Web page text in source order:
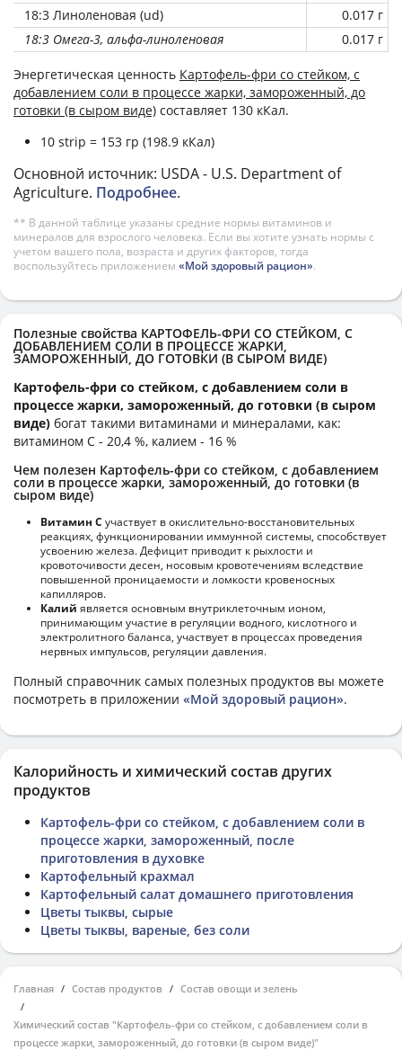
18:3 Линоленовая (ud)
0.017 г
18:3 Омега-3, альфа-линоленовая
0.017 г
Энергетическая ценность Картофель-фри со стейком, с
добавлением соли в процессе жарки, замороженный, до
готовки (в сыром виде) составляет 130 кКал.
10 strip = 153 гр (198.9 кКал)
Основной источник: USDA - U.S. Department of
Agriculture. Подробнее.
** В данной таблице указаны средние нормы витаминов и
минералов для взрослого человека. Если вы хотите узнать нормы с
учетом вашего пола, возраста и других факторов, тогда
воспользуйтесь приложением «Мой здоровый рацион».
Полезные свойства КАРТОФЕЛЬ-ФРИ СО СТЕЙКОМ, С
ДОБАВЛЕНИЕМ СОЛИ В ПРОЦЕССЕ ЖАРКИ,
ЗАМОРОЖЕННЫЙ, ДО ГОТОВКИ (В СЫРОМ ВИДЕ)
Картофель-фри со стейком, с добавлением соли в
процессе жарки, замороженный, до готовки (в сыром
виде) богат такими витаминами и минералами, как:
витамином C - 20,4 %, калием - 16 %
Чем полезен Картофель-фри со стейком, с добавлением
соли в процессе жарки, замороженный, до готовки (в
сыром виде)
Витамин С участвует в окислительно-восстановительных
реакциях, функционировании иммунной системы, способствует
усвоению железа. Дефицит приводит к рыхлости и
кровоточивости десен, носовым кровотечениям вследствие
повышенной проницаемости и ломкости кровеносных
капилляров.
Калий является основным внутриклеточным ионом,
принимающим участие в регуляции водного, кислотного и
электролитного баланса, участвует в процессах проведения
нервных импульсов, регуляции давления.
Полный справочник самых полезных продуктов вы можете
посмотреть в приложении «Мой здоровый рацион».
Калорийность и химический состав других
продуктов
Картофель-фри со стейком, с добавлением соли в
процессе жарки, замороженный, после
приготовления в духовке
Картофельный крахмал
Картофельный салат домашнего приготовления
Цветы тыквы, сырые
Цветы тыквы, вареные, без соли
Главная Состав продуктов Состав овощи и зелень
Химический состав "Картофель-фри со стейком, с добавлением соли в
процессе жарки, замороженный, до готовки (в сыром виде)"